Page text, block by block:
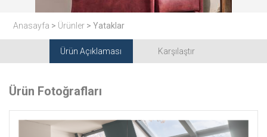
Anasayfa > Ürünler > Yataklar
Ürün Açıklaması Karşılaştır
Ürün Fotoğrafları